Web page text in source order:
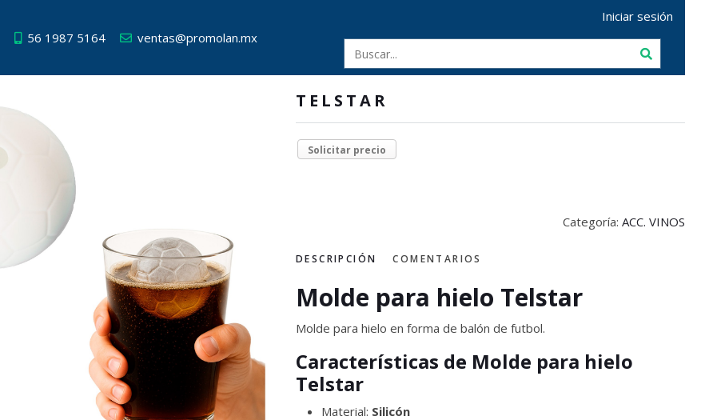
56 1987 5164 ventas@promolan.mx
Iniciar sesión
TELSTAR
Solicitar precio
Categoría: ACC. VINOS
DESCRIPCIÓN COMENTARIOS
Molde para hielo Telstar
Molde para hielo en forma de balón de futbol.
Características de Molde para hielo
Telstar
Material: Silicón